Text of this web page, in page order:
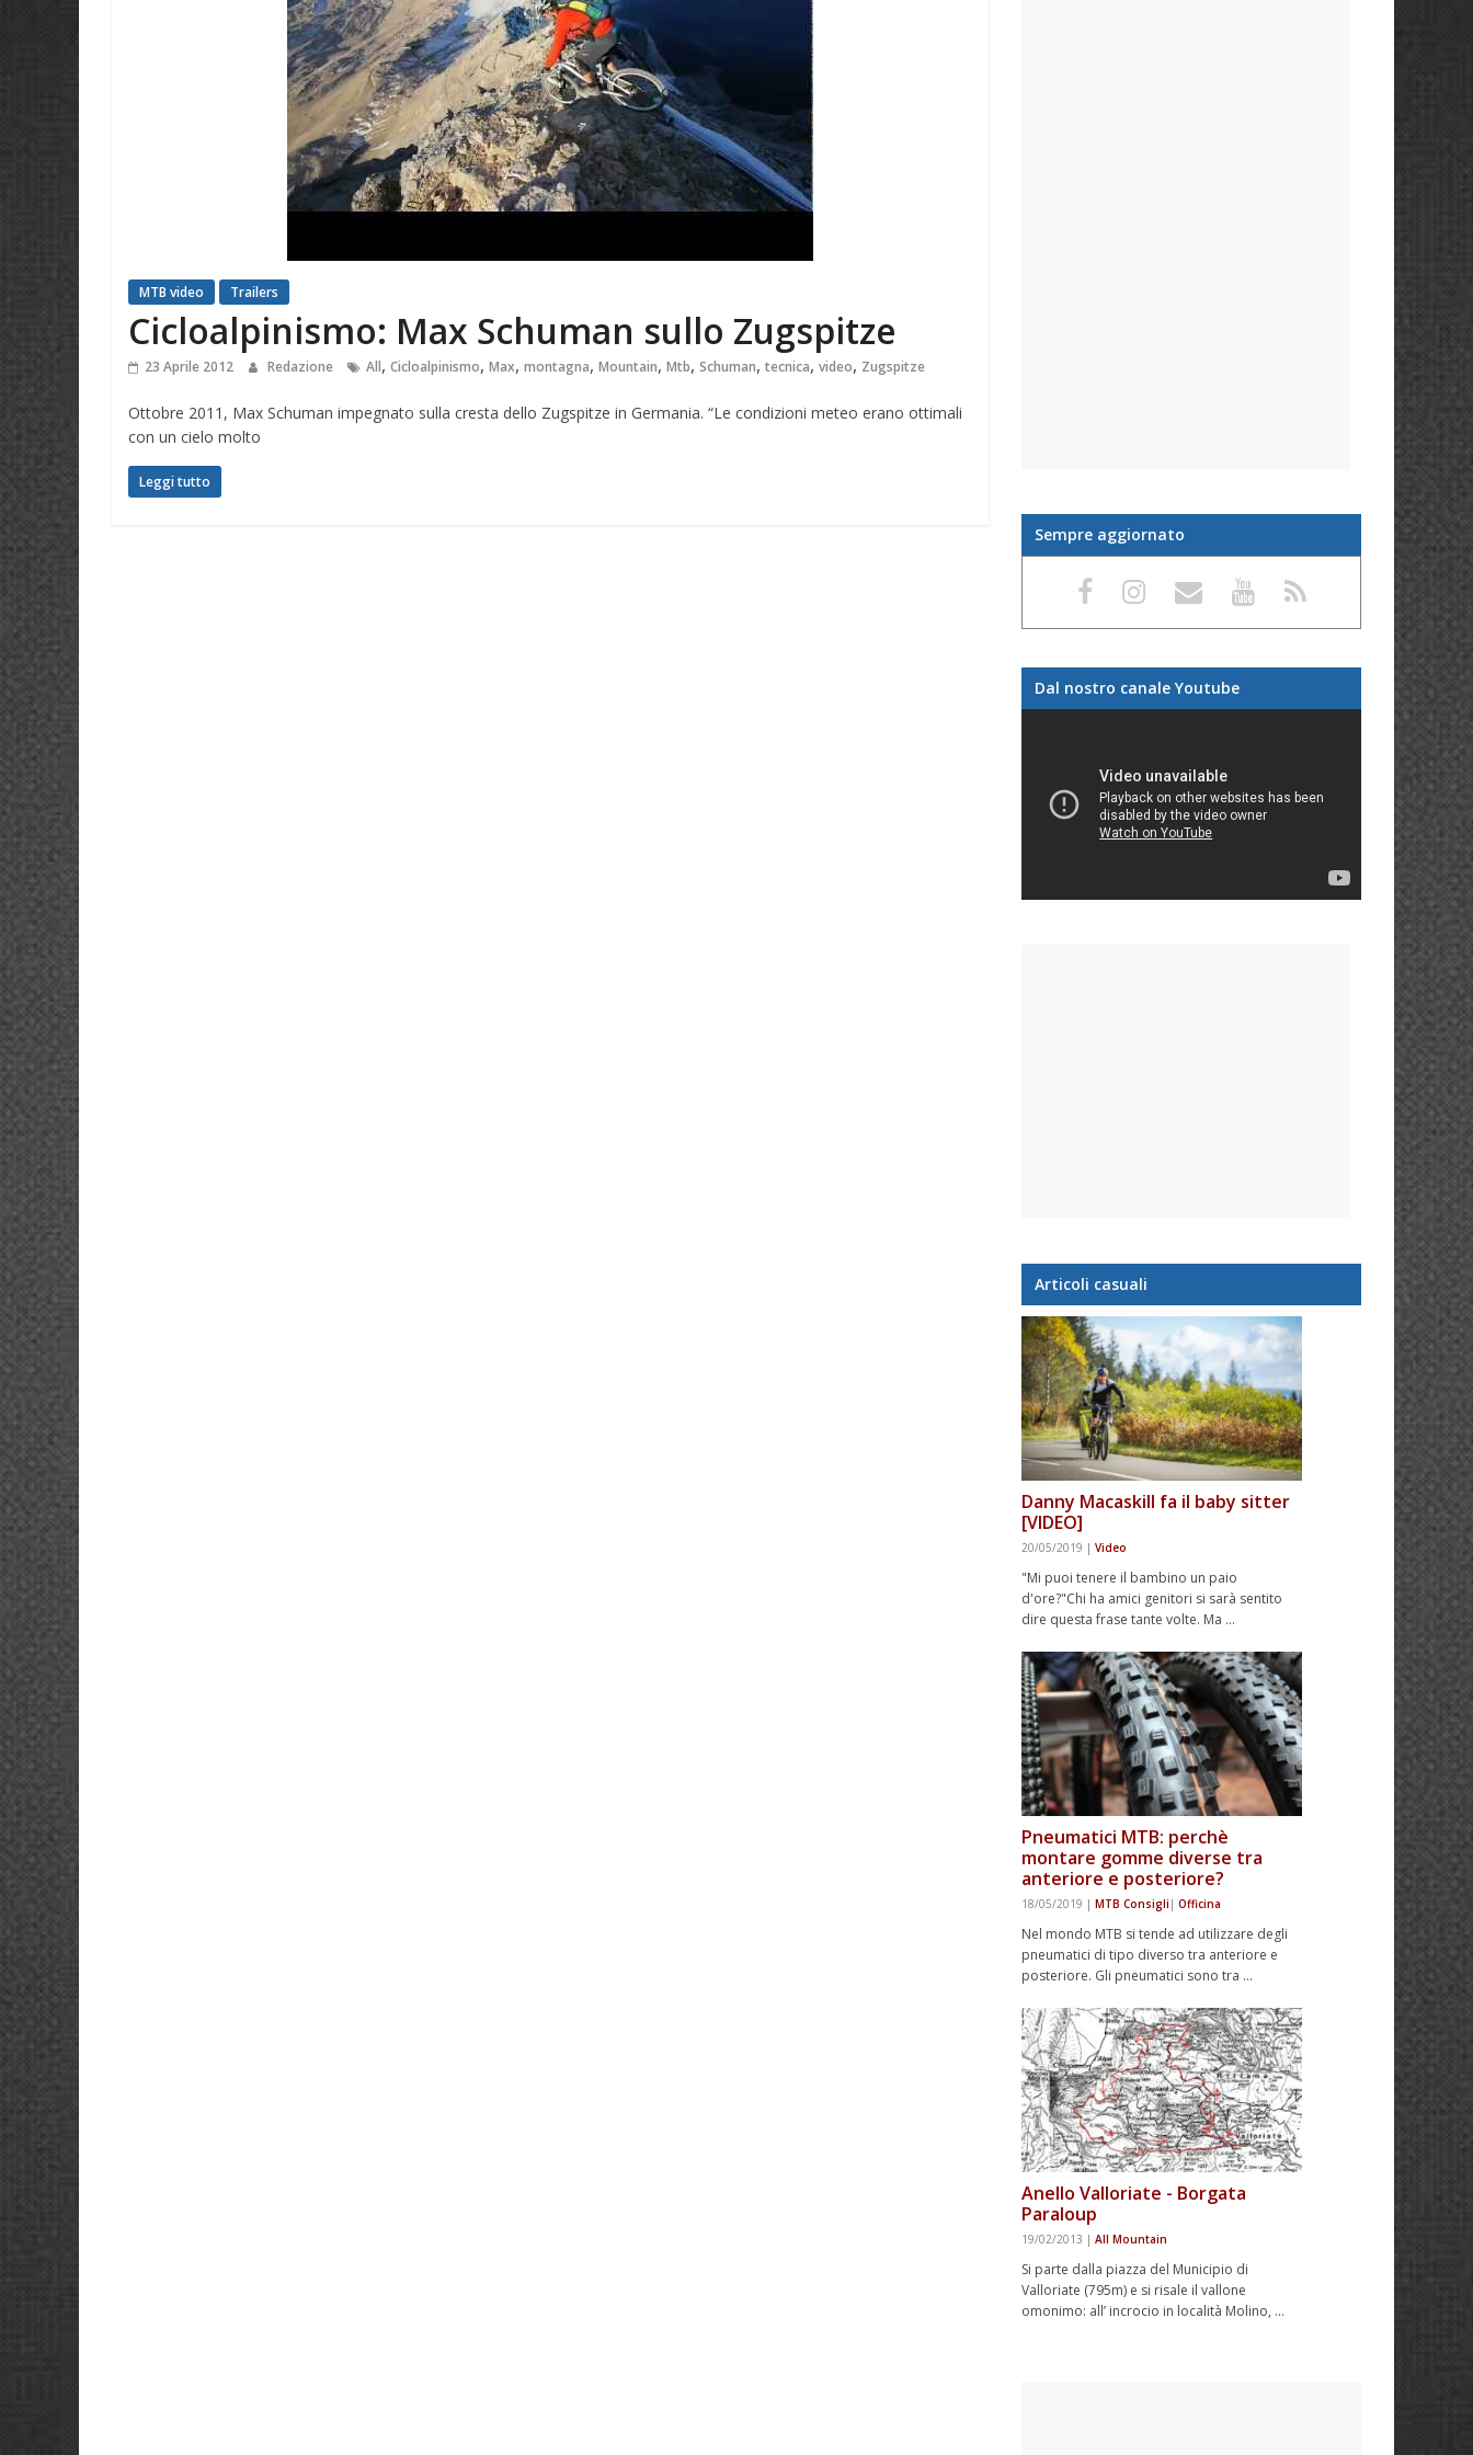
MTB video Trailers
Cicloalpinismo: Max Schuman sullo Zugspitze
23 Aprile 2012 Redazione All, Cicloalpinismo, Max, montagna, Mountain, Mtb, Schuman, tecnica, video, Zugspitze
Ottobre 2011, Max Schuman impegnato sulla cresta dello Zugspitze in Germania. “Le condizioni meteo erano ottimali
con un cielo molto
Leggi tutto
Sempre aggiornato
Dal nostro canale Youtube
Articoli casuali
Danny Macaskill fa il baby sitter
[VIDEO]
20/05/2019 | Video
"Mi puoi tenere il bambino un paio
d'ore?"Chi ha amici genitori si sarà sentito
dire questa frase tante volte. Ma …
Pneumatici MTB: perchè
montare gomme diverse tra
anteriore e posteriore?
18/05/2019 | MTB Consigli | Officina
Nel mondo MTB si tende ad utilizzare degli
pneumatici di tipo diverso tra anteriore e
posteriore. Gli pneumatici sono tra …
Anello Valloriate - Borgata
Paraloup
19/02/2013 | All Mountain
Si parte dalla piazza del Municipio di
Valloriate (795m) e si risale il vallone
omonimo: all’ incrocio in località Molino, …